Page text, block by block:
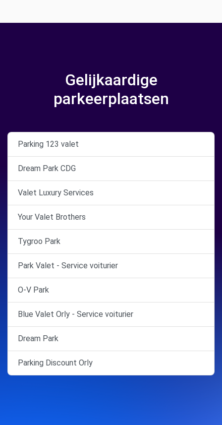
Gelijkaardige
parkeerplaatsen
Parking 123 valet
Dream Park CDG
Valet Luxury Services
Your Valet Brothers
Tygroo Park
Park Valet - Service voiturier
O-V Park
Blue Valet Orly - Service voiturier
Dream Park
Parking Discount Orly